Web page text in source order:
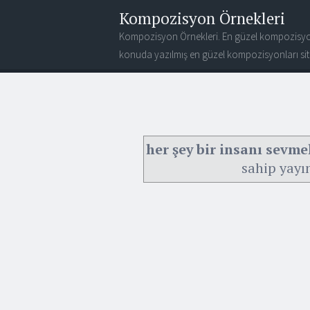
Kompozisyon Örnekleri
Kompozisyon Örnekleri. En güzel
konuda yazılmış en güzel kompozisyonları
her şey bir insanı
sahip